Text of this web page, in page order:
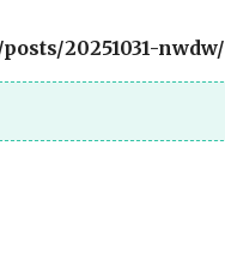
20251031-nwdw/